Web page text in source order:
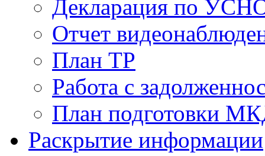
Декларация по
Отчет
План ТР
Работа с
План подготовки
Раскрытие информации